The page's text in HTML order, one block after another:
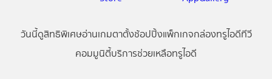
วันนี้ดูสิทธิพิเศษอ่านเกมตาตั้งช้อปปิ้งแพ็กเกจกล่องทรูไอดีทีวี
คอมมูนิตี้บริการช่วยเหลือทรูไอดี